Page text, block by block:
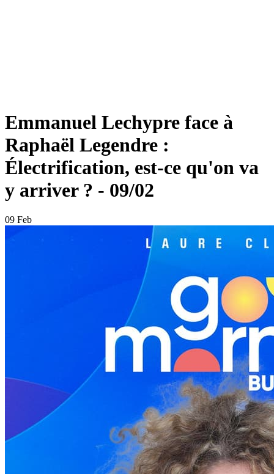
Emmanuel Lechypre face à
Raphaël Legendre :
Électrification, est-ce qu'on va
y arriver ? - 09/02
09 Feb